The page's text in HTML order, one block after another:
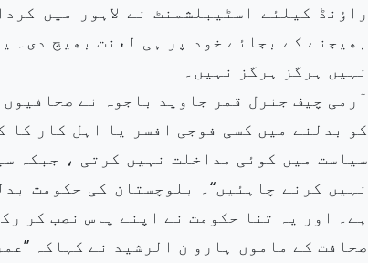
راؤنڈ کیلئے اسٹیبلشمنٹ نے لاہور میں
بھیجنے کے بجائے خود پر ہی لعنت بھیج دی۔
نہیں ہرگز ہرگز نہیں۔
آرمی چیف جنرل قمر جاوید باجوہ نے
کو بدلنے میں کسی فوجی افسر یا اہل کار
سیاست میں کوئی مداخلت نہیں کرتی ، جبکہ
نہیں کرنے چاہئیں‘‘۔ بلوچستان کی حکومت
ہے۔ اور یہ تنا حکومت نے اپنے پاس نصب کر
صحافت کے ماموں ہارو ن الرشید نے کہاکہ